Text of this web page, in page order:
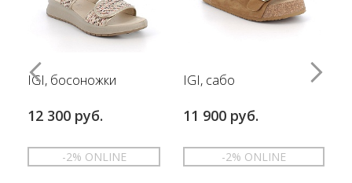
IGI, босоножки
12 300 руб.
-2% ONLINE
IGI, сабо
11 900 руб.
-2% ONLINE